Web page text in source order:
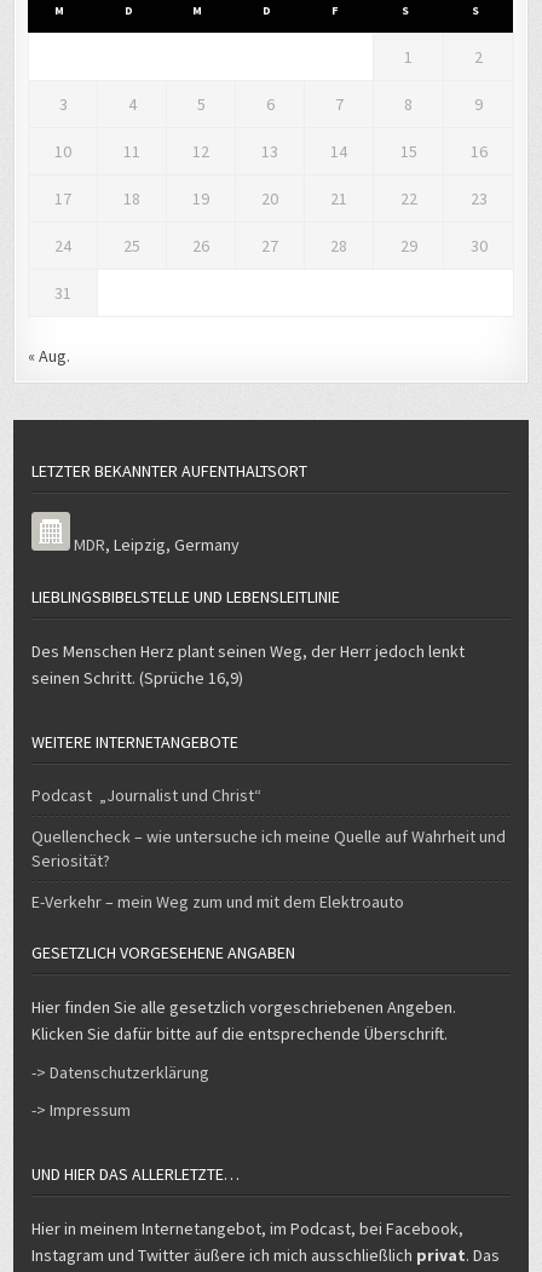
M D M D F S S
1 2
3 4 5 6 7 8 9
10 11 12 13 14 15 16
17 18 19 20 21 22 23
24 25 26 27 28 29 30
31
« Aug.
LETZTER BEKANNTER AUFENTHALTSORT
MDR,Leipzig,Germany
LIEBLINGSBIBELSTELLE UND LEBENSLEITLINIE
Des Menschen Herz plant seinen Weg, der Herr jedoch lenkt
seinen Schritt. (Sprüche 16,9)
WEITERE INTERNETANGEBOTE
Podcast „Journalist und Christ“
Quellencheck – wie untersuche ich meine Quelle auf Wahrheit und
Seriosität?
E-Verkehr – mein Weg zum und mit dem Elektroauto
GESETZLICH VORGESEHENE ANGABEN
Hier finden Sie alle gesetzlich vorgeschriebenen Angeben.
Klicken Sie dafür bitte auf die entsprechende Überschrift.
-> Datenschutzerklärung
-> Impressum
UND HIER DAS ALLERLETZTE…
Hier in meinem Internetangebot, im Podcast, bei Facebook,
Instagram und Twitter äußere ich mich ausschließlich privat. Das